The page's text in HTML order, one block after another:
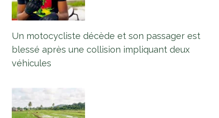
Un motocycliste décède et son passager est
blessé après une collision impliquant deux
véhicules